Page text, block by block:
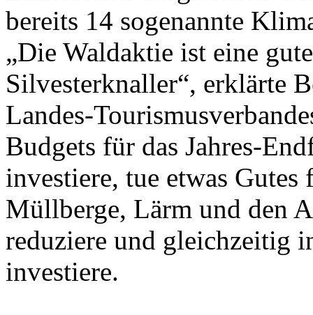
bereits 14 sogenannte
„Die Waldaktie ist eine
Silvesterknaller“, erklärte
Landes-
Budgets für das Jahres-
investiere, tue etwas
Müllberge, Lärm und den
reduziere und gleichzeitig
investiere.